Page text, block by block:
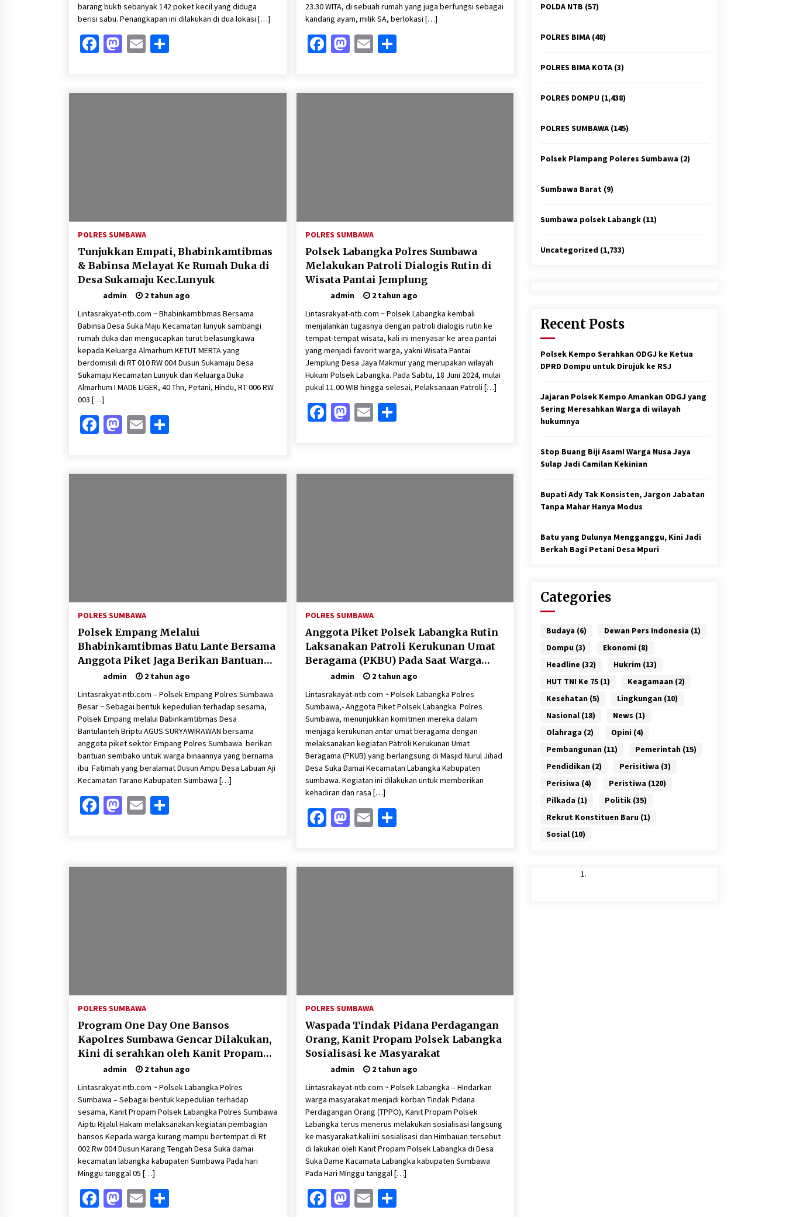
barang bukti sebanyak 142 poket kecil yang diduga
berisi sabu. Penangkapan ini dilakukan di dua lokasi […]
Facebook
Mastodon
Email
23.30 WITA, di sebuah rumah yang juga berfungsi sebagai
kandang ayam, milik SA, berlokasi […]
Facebook
Mastodon
EmailShare
POLRES SUMBAWA
Tunjukkan Empati, Bhabinkamtibmas
& Babinsa Melayat Ke Rumah Duka di
Desa Sukamaju Kec.Lunyuk
admin
2 tahun ago
Lintasrakyat-ntb.com ~ Bhabinkamtibmas Bersama
Babinsa Desa Suka Maju Kecamatan lunyuk sambangi
rumah duka dan mengucapkan turut belasungkawa
kepada Keluarga Almarhum KETUT MERTA yang
berdomisili di RT 010 RW 004 Dusun Sukamaju Desa
Sukamaju Kecamatan Lunyuk dan Keluarga Duka
Almarhum I MADE LIGER, 40 Thn, Petani, Hindu, RT 006 RW
003 […]
Facebook
Mastodon
Email
POLRES SUMBAWA
Polsek Labangka Polres Sumbawa
Melakukan Patroli Dialogis Rutin di
Wisata Pantai Jemplung
admin
2 tahun ago
Lintasrakyat-ntb.com ~ Polsek Labangka kembali
menjalankan tugasnya dengan patroli dialogis rutin ke
tempat-tempat wisata, kali ini menyasar ke area pantai
yang menjadi favorit warga, yakni Wisata Pantai
Jemplung Desa Jaya Makmur yang merupakan wilayah
Hukum Polsek Labangka. Pada Sabtu, 18 Juni 2024, mulai
pukul 11.00 WIB hingga selesai, Pelaksanaan Patroli […]
Facebook
Mastodon
EmailShare
POLRES SUMBAWA
Polsek Empang Melalui
Bhabinkamtibmas Batu Lante Bersama
Anggota Piket Jaga Berikan Bantuan
Bansos Untuk Warganya yang Kurang
Mampu
admin
2 tahun ago
Lintasrakyat-ntb.com – Polsek Empang Polres Sumbawa
Besar ~ Sebagai bentuk kepedulian terhadap sesama,
Polsek Empang melalui Babinkamtibmas Desa
Bantulanteh Briptu AGUS SURYAWIRAWAN bersama
anggota piket sektor Empang Polres Sumbawa berikan
bantuan sembako untuk warga binaannya yang bernama
ibu Fatimah yang beralamat Dusun Ampu Desa Labuan Aji
Kecamatan Tarano Kabupaten Sumbawa […]
Facebook
Mastodon
Email
POLRES SUMBAWA
Anggota Piket Polsek Labangka Rutin
Laksanakan Patroli Kerukunan Umat
Beragama (PKBU) Pada Saat Warga
Beribadah
admin
2 tahun ago
Lintasrakayat-ntb.com ~ Polsek Labangka Polres
Sumbawa,- Anggota Piket Polsek Labangka Polres
Sumbawa, menunjukkan komitmen mereka dalam
menjaga kerukunan antar umat beragama dengan
melaksanakan kegiatan Patroli Kerukunan Umat
Beragama (PKUB) yang berlangsung di Masjid Nurul Jihad
Desa Suka Damai Kecamatan Labangka Kabupaten
sumbawa. Kegiatan ini dilakukan untuk memberikan
kehadiran dan rasa […]
Facebook
Mastodon
EmailShare
POLRES SUMBAWA
Program One Day One Bansos
Kapolres Sumbawa Gencar Dilakukan,
Kini di serahkan oleh Kanit Propam
Polsek Labangka Ke Waraga Kurang
Mampu
admin
2 tahun ago
Lintasrakyat-ntb.com ~ Polsek Labangka Polres
Sumbawa – Sebagai bentuk kepedulian terhadap
sesama, Kanit Propam Polsek Labangka Polres Sumbawa
Aiptu Rijalul Hakam melaksanakan kegiatan pembagian
bansos Kepada warga kurang mampu bertempat di Rt
002 Rw 004 Dusun Karang Tengah Desa Suka damai
kecamatan labangka kabupaten Sumbawa Pada hari
Minggu tanggal 05 […]
Facebook
Mastodon
Email
POLRES SUMBAWA
Waspada Tindak Pidana Perdagangan
Orang, Kanit Propam Polsek Labangka
Sosialisasi ke Masyarakat
admin
2 tahun ago
Lintasrakayat-ntb.com ~ Polsek Labangka – Hindarkan
warga masyarakat menjadi korban Tindak Pidana
Perdagangan Orang (TPPO), Kanit Propam Polsek
Labangka terus menerus melakukan sosialisasi langsung
ke masyarakat.kali ini sosialisasi dan Himbauan tersebut
di lakukan oleh Kanit Propam Polsek Labangka di Desa
Suka Dame Kacamata Labangka kabupaten Sumbawa
Pada Hari Minggu tanggal […]
Facebook
Mastodon
EmailShare
POLDA NTB (57)
POLRES BIMA (48)
POLRES BIMA KOTA (3)
POLRES DOMPU (1,438)
POLRES SUMBAWA (145)
Polsek Plampang Poleres Sumbawa (2)
Sumbawa Barat (9)
Sumbawa polsek Labangk (11)
Uncategorized (1,733)
Recent Posts
Polsek Kempo Serahkan ODGJ ke Ketua
DPRD Dompu untuk Dirujuk ke RSJ
Jajaran Polsek Kempo Amankan ODGJ yang
Sering Meresahkan Warga di wilayah
hukumnya
Stop Buang Biji Asam! Warga Nusa Jaya
Sulap Jadi Camilan Kekinian
Bupati Ady Tak Konsisten, Jargon Jabatan
Tanpa Mahar Hanya Modus
Batu yang Dulunya Mengganggu, Kini Jadi
Berkah Bagi Petani Desa Mpuri
Categories
Budaya (6) Dewan Pers Indonesia (1)
Dompu (3) Ekonomi (8)
Headline (32) Hukrim (13)
HUT TNI Ke 75 (1) Keagamaan (2)
Kesehatan (5) Lingkungan (10)
Nasional (18) News (1)
Olahraga (2) Opini (4)
Pembangunan (11) Pemerintah (15)
Pendidikan (2) Perisitiwa (3)
Perisiwa (4) Peristiwa (120)
Pilkada (1) Politik (35)
Rekrut Konstituen Baru (1)
Sosial (10)